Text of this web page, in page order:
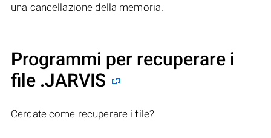
una cancellazione della memoria.
Programmi per recuperare i
file .JARVIS
Cercate come recuperare i file?